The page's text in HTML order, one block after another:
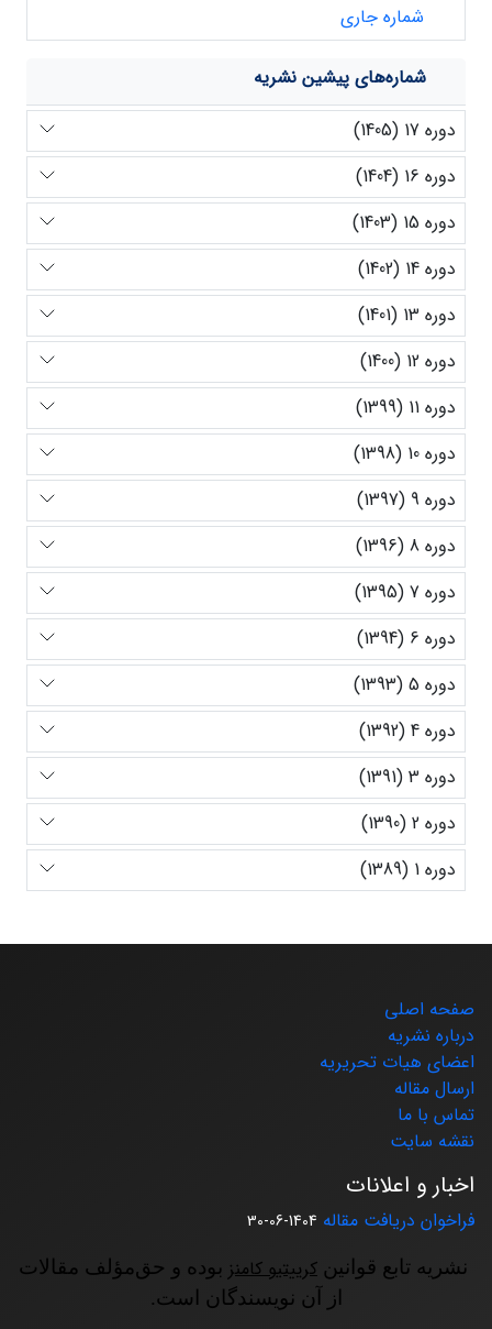
شماره جاری
شماره‌های پیشین نشریه
دوره 17 (1405)
دوره 16 (1404)
دوره 15 (1403)
دوره 14 (1402)
دوره 13 (1401)
دوره 12 (1400)
دوره 11 (1399)
دوره 10 (1398)
دوره 9 (1397)
دوره 8 (1396)
دوره 7 (1395)
دوره 6 (1394)
دوره 5 (1393)
دوره 4 (1392)
دوره 3 (1391)
دوره 2 (1390)
دوره 1 (1389)
صفحه اصلی
درباره نشریه
اعضای هیات تحریریه
ارسال مقاله
تماس با ما
نقشه سایت
اخبار و اعلانات
فراخوان دریافت مقاله 1404-06-30
نشریه تابع قوانین کرییتیو کامنز بوده و حق‌مؤلف مقالات
از آن نویسندگان است.